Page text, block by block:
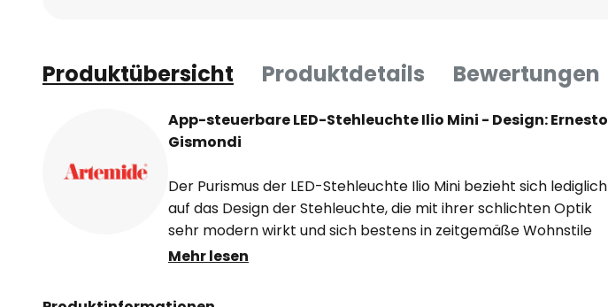
Produktübersicht Produktdetails Bewertungen
App-steuerbare LED-Stehleuchte Ilio Mini - Design: Ernesto
Gismondi
Der Purismus der LED-Stehleuchte Ilio Mini bezieht sich lediglich
auf das Design der Stehleuchte, die mit ihrer schlichten Optik
sehr modern wirkt und sich bestens in zeitgemäße Wohnstile
integrieren lässt. Lichttechnisch gesehen kann sich Ilio Mini
warmweiß strahlenden LED-Lichtquelle ausgestattet, die ihr
Mehr lesen